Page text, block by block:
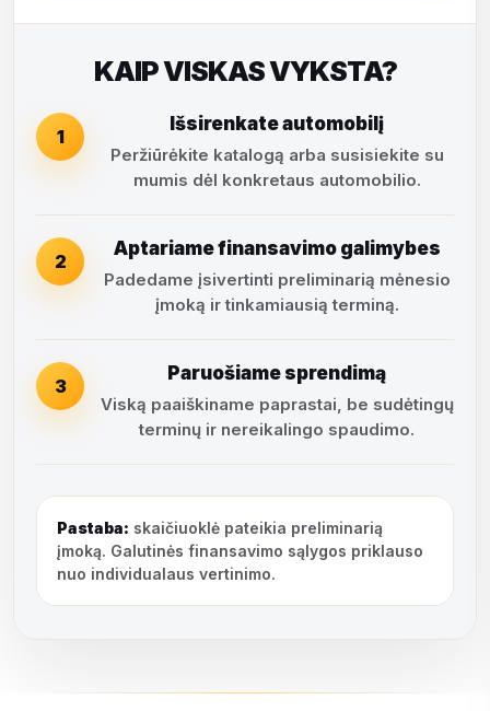
KAIP VISKAS VYKSTA?
1
Išsirenkate automobilį
Peržiūrėkite katalogą arba susisiekite su
mumis dėl konkretaus automobilio.
2
Aptariame finansavimo galimybes
Padedame įsivertinti preliminarią mėnesio
įmoką ir tinkamiausią terminą.
3
Paruošiame sprendimą
Viską paaiškiname paprastai, be sudėtingų
terminų ir nereikalingo spaudimo.
Pastaba: skaičiuoklė pateikia preliminarią
įmoką. Galutinės finansavimo sąlygos priklauso
nuo individualaus vertinimo.